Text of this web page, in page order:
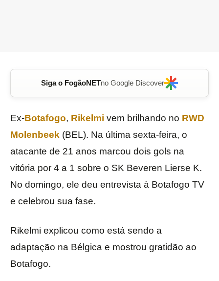
Siga o FogãoNETno Google Discover
Ex-Botafogo, Rikelmi vem brilhando no RWD
Molenbeek (BEL). Na última sexta-feira, o
atacante de 21 anos marcou dois gols na
vitória por 4 a 1 sobre o SK Beveren Lierse K.
No domingo, ele deu entrevista à Botafogo TV
e celebrou sua fase.
Rikelmi explicou como está sendo a
adaptação na Bélgica e mostrou gratidão ao
Botafogo.